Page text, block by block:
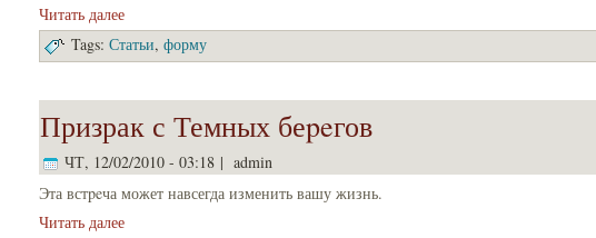
Читать далее
Tags: Статьи, форму
Призрак с Темных беpeгов
ЧТ, 12/02/2010 - 03:18 | admin
Эта встpeча может навсегда изменить вашу жизнь.
Читать далее